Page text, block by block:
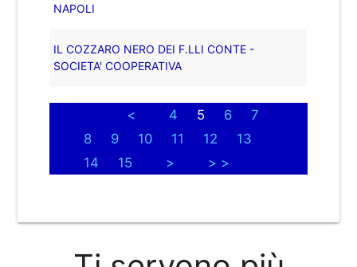
NAPOLI
IL COZZARO NERO DEI F.LLI CONTE -
SOCIETA' COOPERATIVA
< 4 5 6
7
8
9 10 11 12
13
14
15 > > >